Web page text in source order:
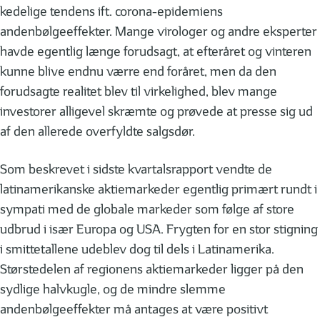
kedelige tendens ift. corona-epidemiens
andenbølgeeffekter. Mange virologer og andre eksperter
havde egentlig længe forudsagt, at efteråret og vinteren
kunne blive endnu værre end foråret, men da den
forudsagte realitet blev til virkelighed, blev mange
investorer alligevel skræmte og prøvede at presse sig ud
af den allerede overfyldte salgsdør.
Som beskrevet i sidste kvartalsrapport vendte de
latinamerikanske aktiemarkeder egentlig primært rundt i
sympati med de globale markeder som følge af store
udbrud i især Europa og USA. Frygten for en stor stigning
i smittetallene udeblev dog til dels i Latinamerika.
Størstedelen af regionens aktiemarkeder ligger på den
sydlige halvkugle, og de mindre slemme
andenbølgeeffekter må antages at være positivt